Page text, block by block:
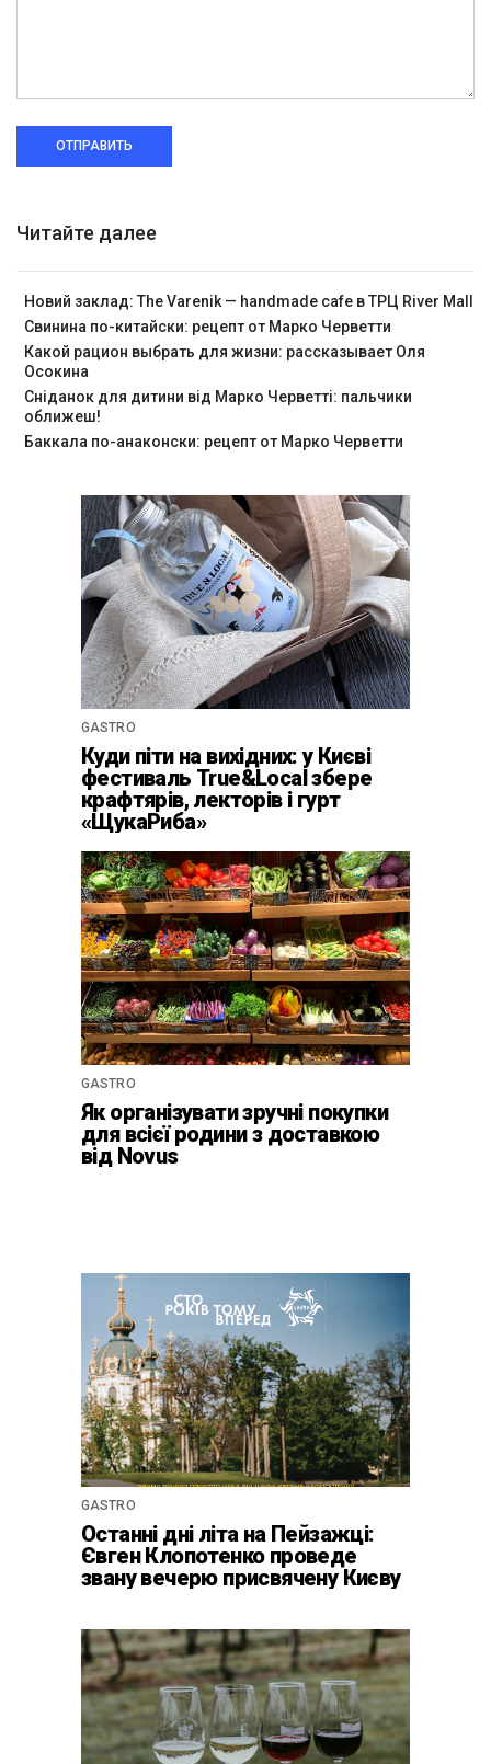
ОТПРАВИТЬ
Читайте далее
Новий заклад: The Varenik — handmade cafe в ТРЦ River Mall
Свинина по-китайски: рецепт от Марко Черветти
Какой рацион выбрать для жизни: рассказывает Оля
Осокина
Сніданок для дитини від Марко Черветті: пальчики
оближеш!
Баккала по-анаконски: рецепт от Марко Черветти
GASTRO
Куди піти на вихідних: у Києві
фестиваль True&Local збере
крафтярів, лекторів і гурт
«ЩукаРиба»
GASTRO
Як організувати зручні покупки
для всієї родини з доставкою
від Novus
GASTRO
Останні дні літа на Пейзажці:
Євген Клопотенко проведе
звану вечерю присвячену Києву